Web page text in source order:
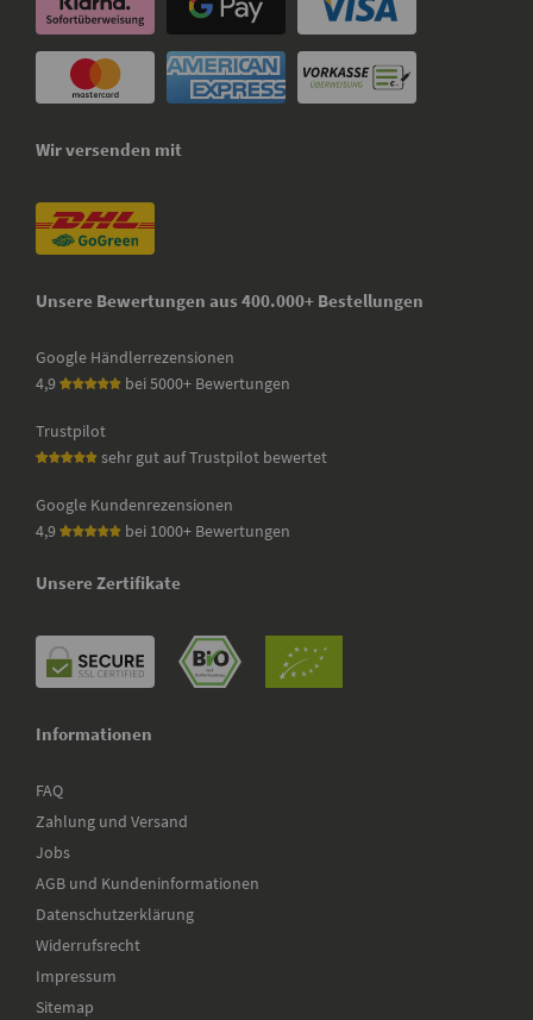
Wir versenden mit
Unsere Bewertungen aus 400.000+ Bestellungen
Google Händlerrezensionen
4,9
bei 5000+ Bewertungen
Trustpilot
sehr gut auf Trustpilot bewertet
Google Kundenrezensionen
4,9
bei 1000+ Bewertungen
Unsere Zertifikate
Informationen
FAQ
Zahlung und Versand
Jobs
AGB und Kundeninformationen
Datenschutzerklärung
Widerrufsrecht
Impressum
Sitemap